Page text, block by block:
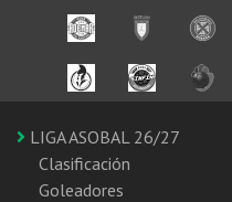
LIGA ASOBAL 26/27
Clasificación
Goleadores